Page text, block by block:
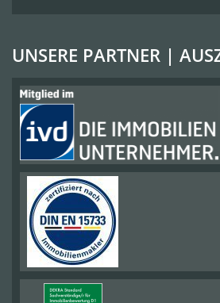
UNSERE PARTNER |